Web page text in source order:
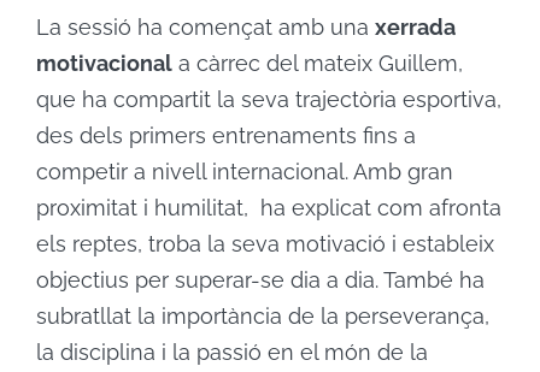
La sessió ha començat amb una xerrada
motivacional a càrrec del mateix Guillem,
que ha compartit la seva trajectòria esportiva,
des dels primers entrenaments fins a
competir a nivell internacional. Amb gran
proximitat i humilitat, ha explicat com afronta
els reptes, troba la seva motivació i estableix
objectius per superar-se dia a dia. També ha
subratllat la importància de la perseverança,
la disciplina i la passió en el món de la